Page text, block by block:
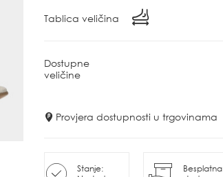
Tablica veličina
Dostupne
veličine
Provjera dostupnosti u trgovinama
Stanje:
Besplatna